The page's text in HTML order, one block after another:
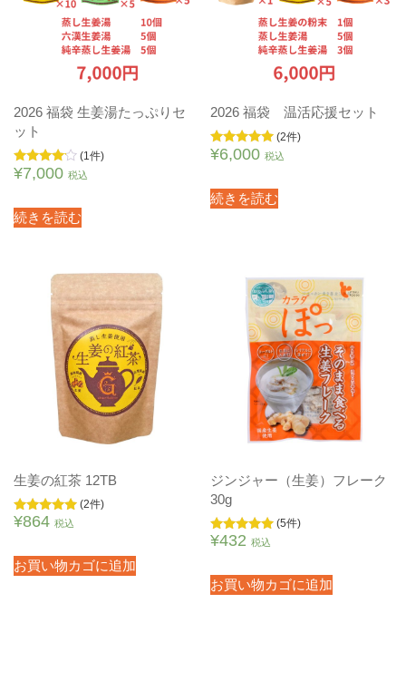
2026 福袋 生姜湯たっぷりセ
ット
5段階中
4.00
(1件)
¥7,000 税込
続きを読む
2026 福袋 温活応援セット
5段階中
5.00
(2件)
¥6,000 税込
続きを読む
生姜の紅茶 12TB
5段階中
(2件)
¥864 税込
お買い物カゴに追加
ジンジャー（生姜）フレーク
30g
5段階中
(5件)
¥432 税込
お買い物カゴに追加